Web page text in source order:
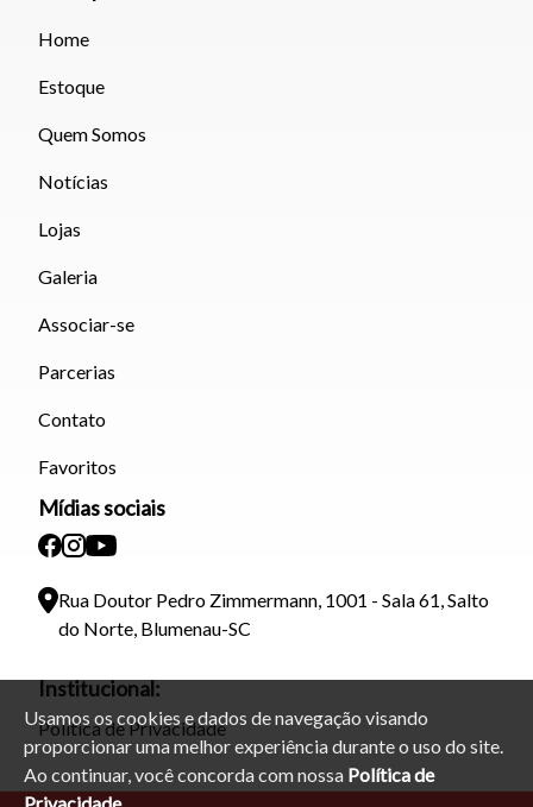
Usamos os cookies e dados de navegação visando
proporcionar uma melhor experiência durante o uso do site.
Ao continuar, você concorda com nossa Política de
Home
Estoque
Quem Somos
Notícias
Lojas
Galeria
Associar-se
Parcerias
Contato
Favoritos
Mídias sociais
Rua Doutor Pedro Zimmermann, 1001 - Sala 61, Salto
do Norte, Blumenau-SC
Institucional:
Política de Privacidade